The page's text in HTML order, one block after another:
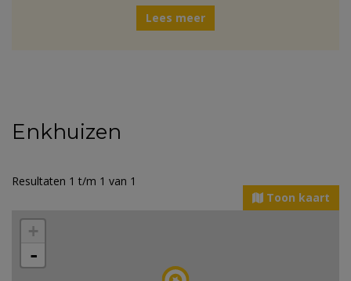
Lees meer
Enkhuizen
Resultaten 1 t/m 1 van 1
Toon kaart
+
-